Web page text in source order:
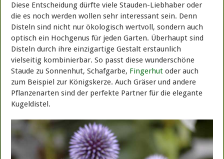
Diese Entscheidung dürfte viele Stauden-Liebhaber oder
die es noch werden wollen sehr interessant sein. Denn
Disteln sind nicht nur ökologisch wertvoll, sondern auch
optisch ein Hochgenus für jeden Garten. Überhaupt sind
Disteln durch ihre einzigartige Gestalt erstaunlich
vielseitig kombinierbar. So passt diese wunderschöne
Staude zu Sonnenhut, Schafgarbe, Fingerhut oder auch
zum Beispiel zur Königskerze. Auch Gräser und andere
Pflanzenarten sind der perfekte Partner für die elegante
Kugeldistel.